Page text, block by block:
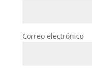
Correo electrónico